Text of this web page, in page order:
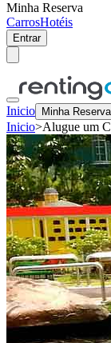
Minha Reserva
CarrosHotéis
Entrar
Inicio Minha Reserva
Inicio>Alugue um